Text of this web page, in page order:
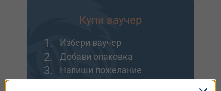
Купи ваучер
1. Избери ваучер
2. Добави опаковка
3. Напиши пожелание